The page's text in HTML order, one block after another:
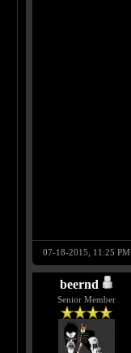
07-18-2015, 11:25 PM
beernd
Senior Member